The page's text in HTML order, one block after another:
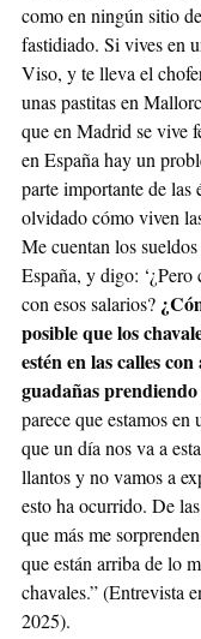
como en ningún sitio
fastidiado. Si vives en
Viso, y te lleva el
unas pastitas en
que en Madrid se vive
en España hay un
parte importante de las
olvidado cómo viven
Me cuentan los
España, y digo:
con esos salarios?
posible que los
estén en las calles
guadañas
parece que estamos en
que un día nos va a
llantos y no vamos a
esto ha ocurrido. De
que más me
que están arriba de lo
chavales.” (Entrevista
2025).